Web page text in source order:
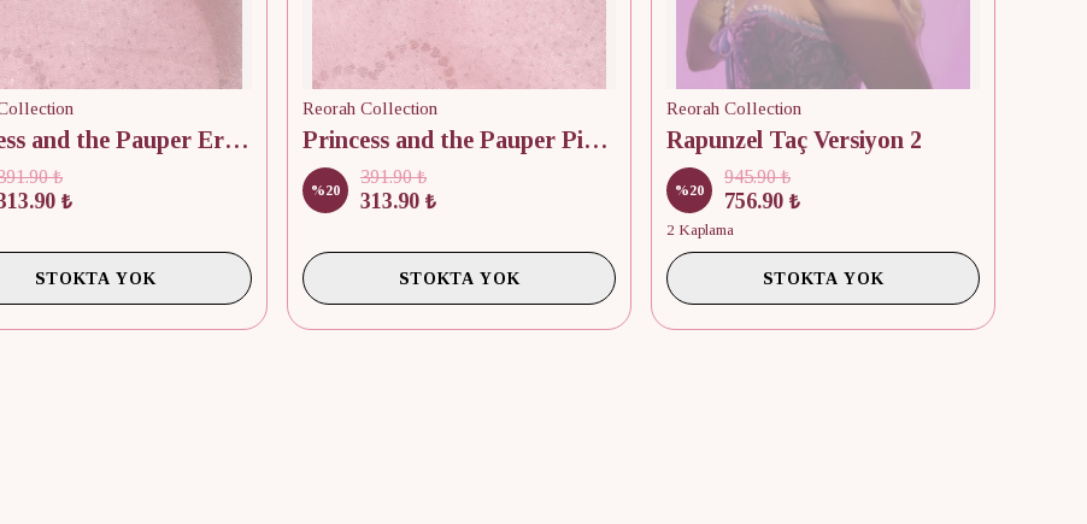
Princess and the Pauper Erika Crown
₺
₺
STOKTA YOK
Reorah Collection
Princess and the Pauper Pink Erika Crown
%20
391.90 ₺
313.90 ₺
STOKTA YOK
Reorah Collection
Rapunzel Taç Versiyon 2
%20
945.90 ₺
756.90 ₺
2 Kaplama
STOKTA YOK